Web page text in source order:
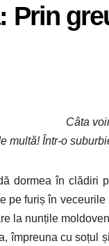
Prin
Câta
multă! Într-o
dormea în clădiri
pe furiș în
la nunțile
împreuna cu soțul